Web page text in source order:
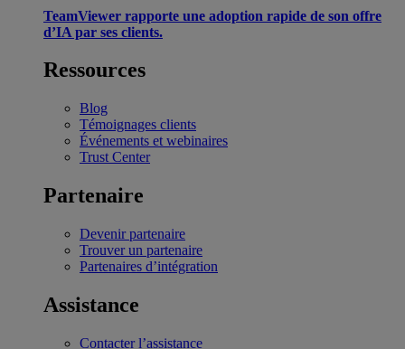
TeamViewer rapporte une adoption rapide de son offre
d’IA par ses clients.
Ressources
Blog
Témoignages clients
Événements et webinaires
Trust Center
Partenaire
Devenir partenaire
Trouver un partenaire
Partenaires d’intégration
Assistance
Contacter l’assistance